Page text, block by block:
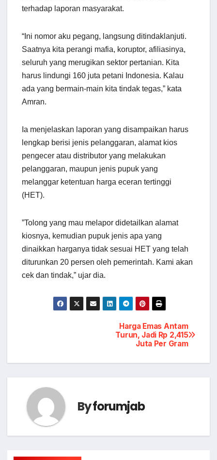
terhadap laporan masyarakat.
“Ini nomor aku pegang, langsung ditindaklanjuti.
Saatnya kita perangi mafia, koruptor, afiliasinya,
seluruh yang merugikan sektor pertanian. Kita
harus lindungi 160 juta petani Indonesia. Kalau
ada yang bermain-main kita tindak tegas,” kata
Amran.
Ia menjelaskan laporan yang disampaikan harus
lengkap berisi jenis pelanggaran, alamat kios
pengecer atau distributor yang melakukan
pelanggaran, maupun jenis pupuk yang
melanggar ketentuan harga eceran tertinggi
(HET).
”Tolong yang mau melapor didetailkan alamat
kiosnya, kemudian pupuk jenis apa yang
dinaikkan harganya tidak sesuai HET yang telah
diturunkan 20 persen oleh pemerintah. Kami akan
cek dan tindak,” ujar dia.
Harga Emas Antam
Turun, Jadi Rp 2,415
Juta Per Gram
Byforumjab